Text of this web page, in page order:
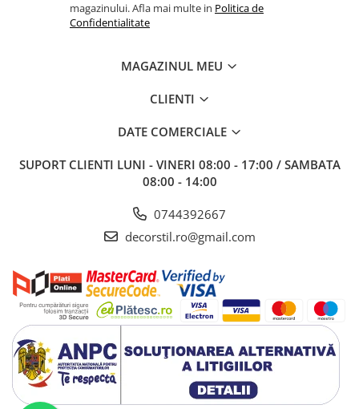
magazinului. Afla mai multe in Politica de
Confidentialitate
MAGAZINUL MEU
CLIENTI
DATE COMERCIALE
SUPORT CLIENTI LUNI - VINERI 08:00 - 17:00 / SAMBATA
08:00 - 14:00
0744392667
decorstil.ro@gmail.com